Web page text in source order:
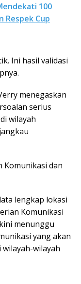
100
Respek Cup
Ini hasil validasi
menegaskan
serius
wilayah
Komunikasi dan
lengkap lokasi
Komunikasi
menunggu
yang akan
wilayah